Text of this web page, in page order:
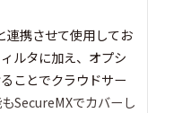
携させて使用してお
ルタに加え、オプシ
ことでクラウドサー
SecureMXでカバーし